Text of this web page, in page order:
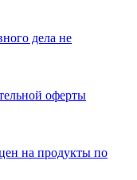
дела не
оферты
на продукты по